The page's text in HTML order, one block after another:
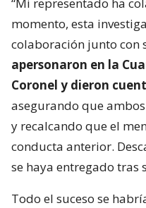
“Mi representado ha
momento, esta
colaboración junto con
apersonaron en la
Coronel y dieron
asegurando que
y recalcando que el
conducta anterior.
se haya entregado tras
Todo el suceso se